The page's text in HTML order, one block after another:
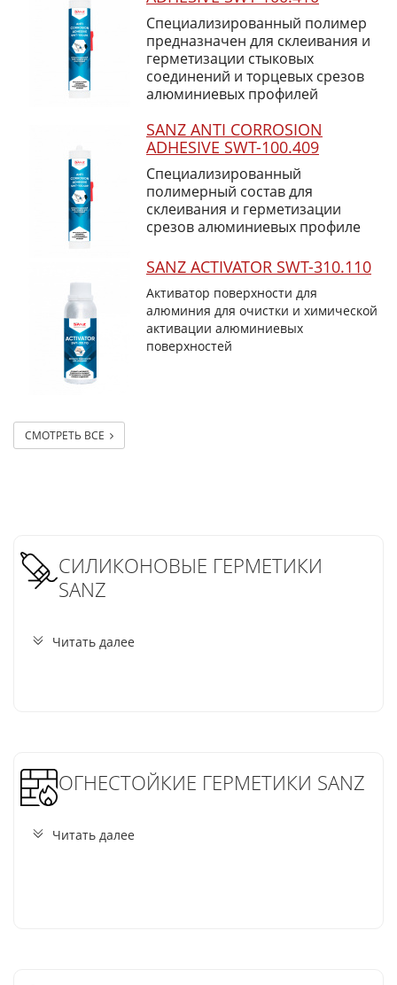
Специализированный полимер
предназначен для склеивания и
герметизации стыковых
соединений и торцевых срезов
алюминиевых профилей
SANZ ANTI CORROSION
ADHESIVE SWT-100.409
Специализированный
полимерный состав для
склеивания и герметизации
срезов алюминиевых профиле
SANZ ACTIVATOR SWT-310.110
Активатор поверхности для
алюминия для очистки и химической
активации алюминиевых
поверхностей
СМОТРЕТЬ ВСЕ
СИЛИКОНОВЫЕ ГЕРМЕТИКИ
SANZ
Читать далее
ОГНЕСТОЙКИЕ ГЕРМЕТИКИ SANZ
Читать далее